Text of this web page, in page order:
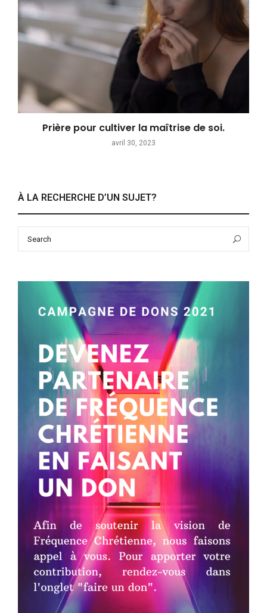
Prière pour cultiver la maîtrise de soi.
avril 30, 2023
À LA RECHERCHE D’UN SUJET?